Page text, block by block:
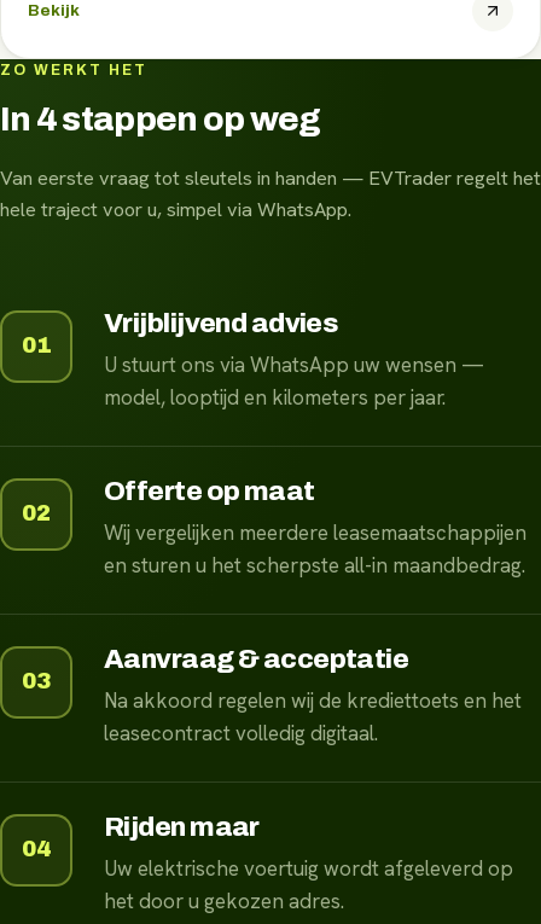
Bekijk
ZO WERKT HET
In 4 stappen op weg
Van eerste vraag tot sleutels in handen — EVTrader regelt het
hele traject voor u, simpel via WhatsApp.
01
Vrijblijvend advies
U stuurt ons via WhatsApp uw wensen —
model, looptijd en kilometers per jaar.
02
Offerte op maat
Wij vergelijken meerdere leasemaatschappijen
en sturen u het scherpste all-in maandbedrag.
03
Aanvraag & acceptatie
Na akkoord regelen wij de krediettoets en het
leasecontract volledig digitaal.
04
Rijden maar
Uw elektrische voertuig wordt afgeleverd op
het door u gekozen adres.